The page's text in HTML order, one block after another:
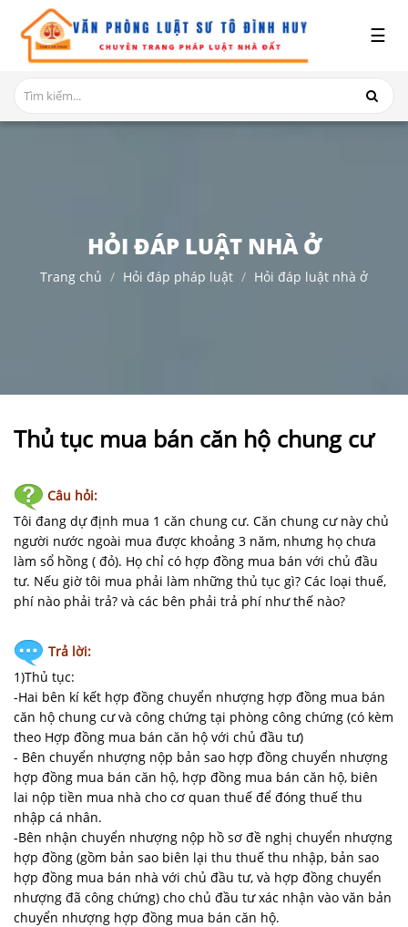
GIỚI
THIỆU
DỊCH
TỤC
ĐẤT
BẢN
-
BIỂU
MẪU
LIÊN
☰
HỎI ĐÁP LUẬT NHÀ Ở
Trang chủ Hỏi đáp pháp luật Hỏi đáp luật nhà ở
Thủ tục mua bán căn hộ chung cư
Câu hỏi:
Tôi đang dự định mua 1 căn chung cư. Căn chung cư này chủ
người nước ngoài mua được khoảng 3 năm, nhưng họ chưa
làm sổ hồng ( đỏ). Họ chỉ có hợp đồng mua bán với chủ đầu
tư. Nếu giờ tôi mua phải làm những thủ tục gì? Các loại thuế,
phí nào phải trả? và các bên phải trả phí như thế nào?
Trả lời:
1)Thủ tục:
-Hai bên kí kết hợp đồng chuyển nhượng hợp đồng mua bán
căn hộ chung cư và công chứng tại phòng công chứng (có kèm
theo Hợp đồng mua bán căn hộ với chủ đầu tư)
- Bên chuyển nhượng nộp bản sao hợp đồng chuyển nhượng
hợp đồng mua bán căn hộ, hợp đồng mua bán căn hộ, biên
lai nộp tiền mua nhà cho cơ quan thuế để đóng thuế thu
nhập cá nhân.
-Bên nhận chuyển nhượng nộp hồ sơ đề nghị chuyển nhượng
hợp đồng (gồm bản sao biên lại thu thuế thu nhập, bản sao
hợp đồng mua bán nhà với chủ đầu tư, và hợp đồng chuyển
nhượng đã công chứng) cho chủ đầu tư xác nhận vào văn bản
chuyển nhượng hợp đồng mua bán căn hộ.